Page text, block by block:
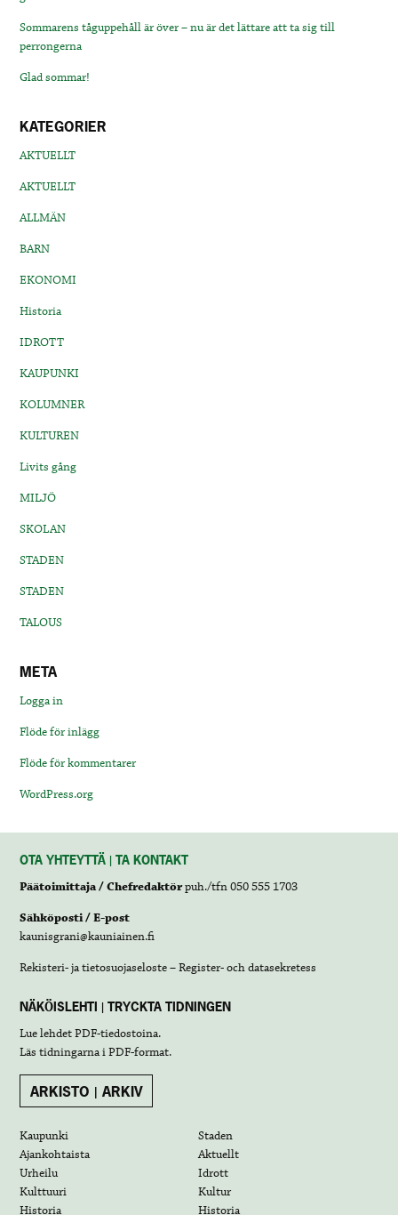
Sommarens tåguppehåll är över – nu är det lättare att ta sig till
perrongerna
Glad sommar!
KATEGORIER
AKTUELLT
AKTUELLT
ALLMÄN
BARN
EKONOMI
Historia
IDROTT
KAUPUNKI
KOLUMNER
KULTUREN
Livits gång
MILJÖ
SKOLAN
STADEN
STADEN
TALOUS
META
Logga in
Flöde för inlägg
Flöde för kommentarer
WordPress.org
OTA YHTEYTTÄ | TA KONTAKT
Päätoimittaja / Chefredaktörpuh./tfn 050 555 1703
Sähköposti / E-post
kaunisgrani@kauniainen.fi
Rekisteri- ja tietosuojaseloste – Register- och datasekretess
NÄKÖISLEHTI | TRYCKTA TIDNINGEN
Lue lehdetPDF-tiedostoina.
Läs tidningarna iPDF-format.
ARKISTO | ARKIV
Kaupunki
Staden
Ajankohtaista
Aktuellt
Urheilu
Idrott
Kulttuuri
Kultur
Historia
Historia